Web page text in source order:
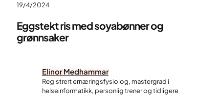
19/4/2024
Eggstekt ris med soyabønner og
grønnsaker
Elinor Medhammar
Registrert ernæringsfysiolog, mastergrad i
helseinformatikk, personlig trener og tidligere